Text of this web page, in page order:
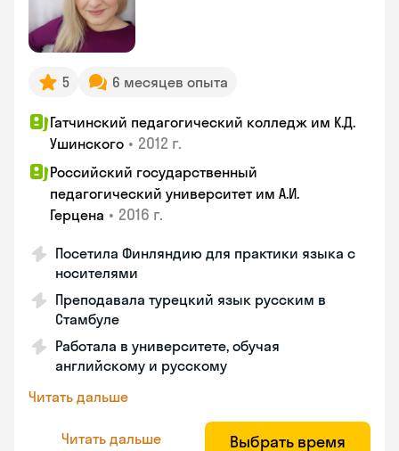
5 6 месяцев опыта
Гатчинский педагогический колледж им К.Д.
Ушинского • 2012 г.
Российский государственный
педагогический университет им А.И.
Герцена • 2016 г.
Посетила Финляндию для практики языка с
носителями
Преподавала турецкий язык русским в
Стамбуле
Работала в университете, обучая
английскому и русскому
Читать дальше
Читать дальше Выбрать время